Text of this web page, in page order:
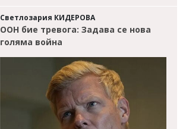
Светлозария КИДЕРОВА
ООН бие тревога: Задава се нова
голяма война